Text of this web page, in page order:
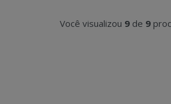
Você visualizou 9 de 9